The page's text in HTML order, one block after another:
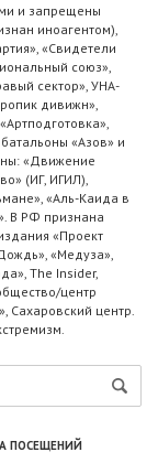
и запрещены
иноагентом),
«Свидетели
союз»,
сектор», УНА-
дивижн»,
«Азов» и
«Движение
(ИГ, ИГИЛ),
«Аль-Каида в
В РФ признана
«Проект
«Медуза»,
The Insider,
центр
центр.
ПОСЕЩЕНИЙ